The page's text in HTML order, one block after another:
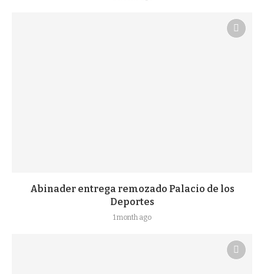
Abinader entrega remozado Palacio de los
Deportes
1 month ago